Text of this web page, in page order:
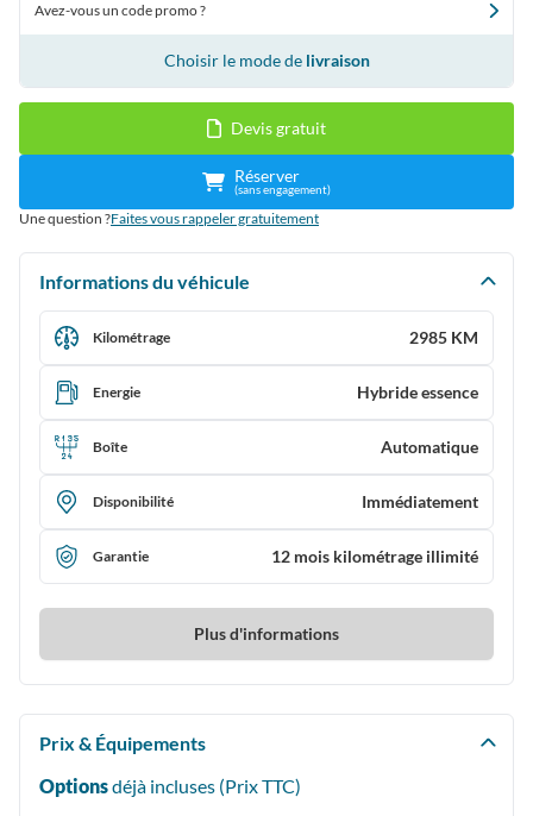
Avez-vous un code promo ?
Choisir le mode de livraison
Devis gratuit
Réserver
(sans engagement)
Une question ?Faites vous rappeler gratuitement
Informations du véhicule
Kilométrage 2985 KM
Energie Hybride essence
Boîte Automatique
Disponibilité Immédiatement
Garantie 12 mois kilométrage illimité
Plus d'informations
Prix & Équipements
Optionsdéjà incluses (PrixTTC)